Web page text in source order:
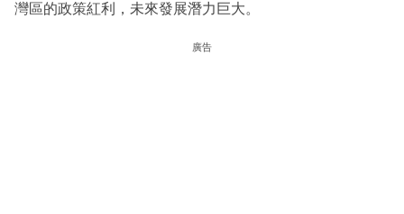
灣區的政策紅利，未來發展潛力巨大。
廣告